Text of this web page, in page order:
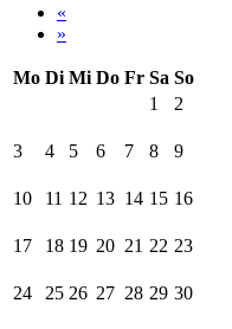
«
»
Mo Di Mi Do Fr Sa So
1
2
3 4 5 6 7 8 9
10 11 12 13 14 15 16
17 18 19 20 21 22 23
24 25 26 27 28 29 30